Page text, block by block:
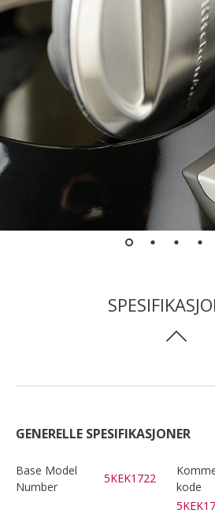
GENERELLE SPESIFIKASJONER
Base Model
Number
5KEK1722
kode